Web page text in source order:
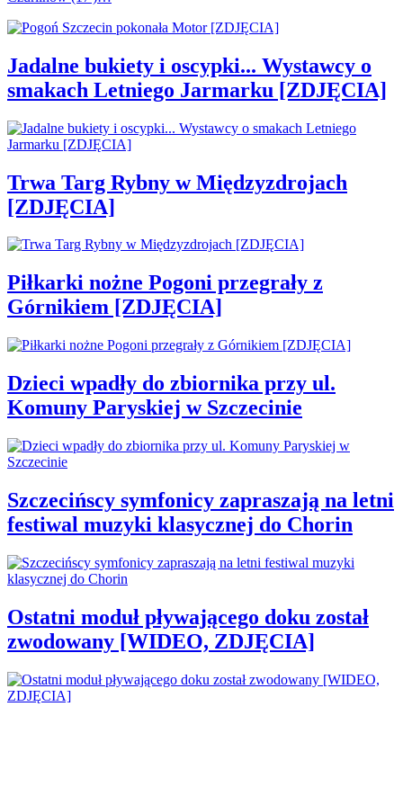
Jadalne bukiety i oscypki... Wystawcy o
smakach Letniego Jarmarku [ZDJĘCIA]
Trwa Targ Rybny w Międzyzdrojach
[ZDJĘCIA]
Piłkarki nożne Pogoni przegrały z
Górnikiem [ZDJĘCIA]
Dzieci wpadły do zbiornika przy ul.
Komuny Paryskiej w Szczecinie
Szczecińscy symfonicy zapraszają na letni
festiwal muzyki klasycznej do Chorin
Ostatni moduł pływającego doku został
zwodowany [WIDEO, ZDJĘCIA]